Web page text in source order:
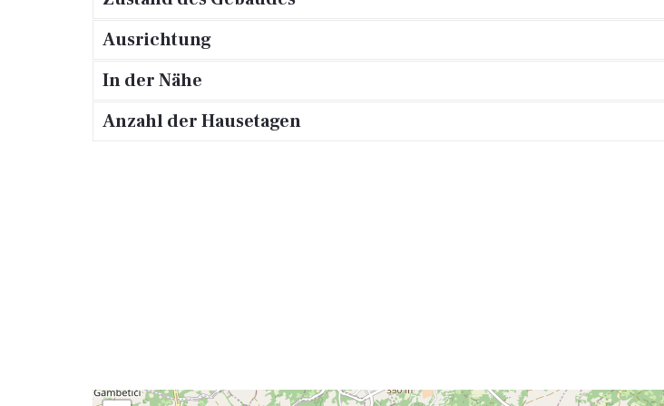
Ausrichtung
In der Nähe
Anzahl der Hausetagen